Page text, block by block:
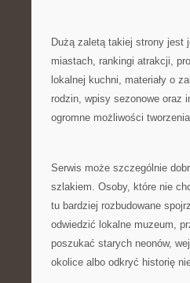
Dużą zaletą takiej strony jest
miastach, rankingi atrakcji,
lokalnej kuchni, materiały o
rodzin, wpisy sezonowe oraz
ogromne możliwości
Serwis może szczególnie
szlakiem. Osoby, które nie
tu bardziej rozbudowane
odwiedzić lokalne muzeum,
poszukać starych neonów,
okolice albo odkryć historię